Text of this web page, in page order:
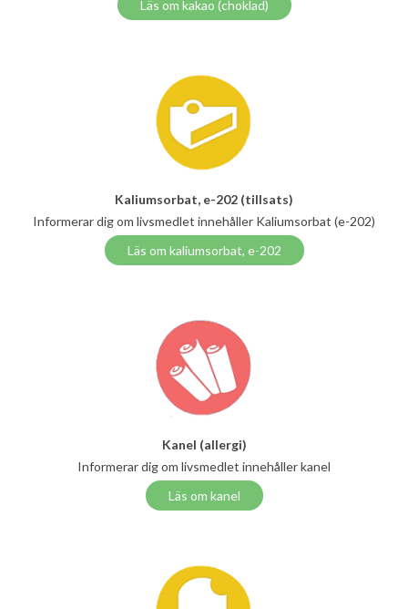
Läs om kakao (choklad)
Kaliumsorbat, e-202 (tillsats)
Informerar dig om livsmedlet innehåller Kaliumsorbat (e-202)
Läs om kaliumsorbat, e-202
Kanel (allergi)
Informerar dig om livsmedlet innehåller kanel
Läs om kanel